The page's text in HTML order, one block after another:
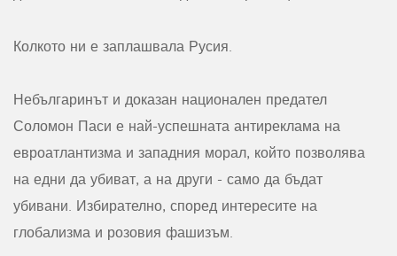
Колкото ни е заплашвала Русия.
Небългаринът и доказан национален предател
Соломон Паси е най-успешната антиреклама на
евроатлантизма и западния морал, който позволява
на едни да убиват, а на други - само да бъдат
убивани. Избирателно, според интересите на
глобализма и розовия фашизъм.